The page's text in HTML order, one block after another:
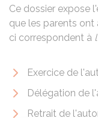
Ce dossier expose
que les parents ont
ci correspondent à
Exercice de
Délégation de
Retrait de